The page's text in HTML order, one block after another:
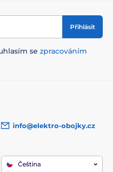
Přihlásit
se zpracováním
info@elektro-obojky.cz
Čeština